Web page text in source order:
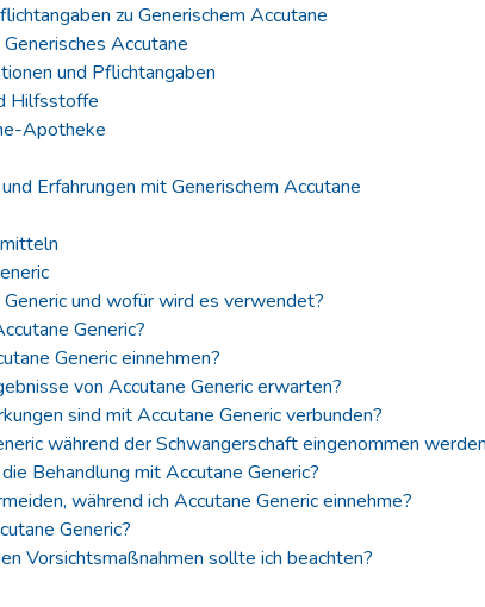
zu Generischem Accutane
Accutane
und Pflichtangaben
Hilfsstoffe
Apotheke
Erfahrungen mit Generischem Accutane
und wofür wird es verwendet?
Generic?
Generic einnehmen?
von Accutane Generic erwarten?
sind mit Accutane Generic verbunden?
während der Schwangerschaft eingenommen
Behandlung mit Accutane Generic?
während ich Accutane Generic einnehme?
Generic?
Vorsichtsmaßnahmen sollte ich beachten?